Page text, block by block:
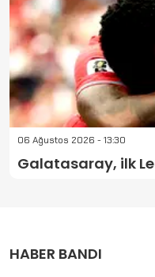
06 Ağustos 2026 - 13:30
Galatasaray, ilk
HABER BANDI